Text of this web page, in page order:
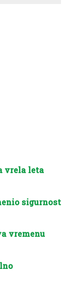
vrela leta
sigurnost
vremenu